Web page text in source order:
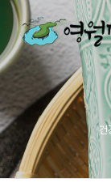
건